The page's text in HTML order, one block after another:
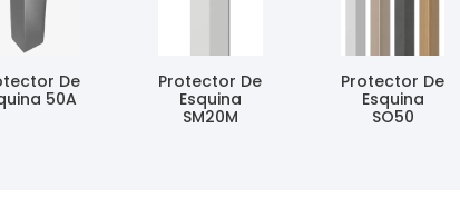
De
50A
Protector De
Esquina
SM20M
Protector De
Esquina
SO50